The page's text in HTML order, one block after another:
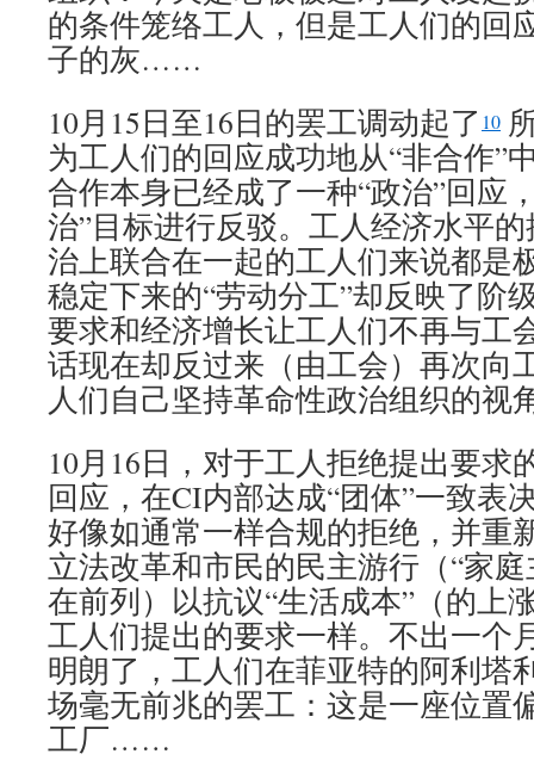
的条件笼络工人，但是工人们的回
子的灰……
10月15日至16日的罢工调动起了 10
为工人们的回应成功地从“非合作”
合作本身已经成了一种“政治”回应
治”目标进行反驳。工人经济水平
治上联合在一起的工人们来说都是
稳定下来的“劳动分工”却反映了阶
要求和经济增长让工人们不再与工
话现在却反过来（由工会）再次向
人们自己坚持革命性政治组织的视
10月16日，对于工人拒绝提出要求
回应，在CI内部达成“团体”一致表
好像如通常一样合规的拒绝，并重
立法改革和市民的民主游行（“家庭
在前列）以抗议“生活成本”（的上
工人们提出的要求一样。不出一个
明朗了，工人们在菲亚特的阿利塔
场毫无前兆的罢工：这是一座位置
工厂……